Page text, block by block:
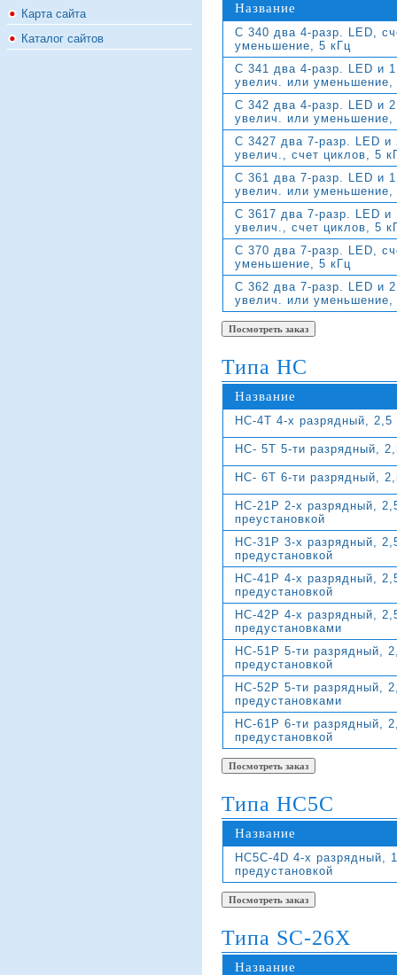
Карта сайта
Каталог сайтов
Название
C 340 два 4-разр. LED,
уменьшение, 5 кГц
C 341 два 4-разр. LED и
увелич. или уменьшение,
C 342 два 4-разр. LED и
увелич. или уменьшение,
C 3427 два 7-разр. LED
увелич., счет циклов, 5
C 361 два 7-разр. LED и
увелич. или уменьшение,
C 3617 два 7-разр. LED
увелич., счет циклов, 5
C 370 два 7-разр. LED,
уменьшение, 5 кГц
C 362 два 7-разр. LED и
увелич. или уменьшение,
Типа HC
Название
HC-4T 4-х разрядный, 2,5
HC- 5T 5-ти разрядный,
HC- 6T 6-ти разрядный,
HC-21P 2-х разрядный,
преустановкой
HC-31P 3-х разрядный,
предустановкой
HC-41P 4-х разрядный,
предустановкой
HC-42P 4-х разрядный,
предустановками
HC-51P 5-ти разрядный,
предустановкой
HC-52P 5-ти разрядный,
предустановками
HC-61P 6-ти разрядный,
предустановкой
Типа HC5C
Название
HC5C-4D 4-х разрядный,
предустановкой
Типа SC-26X
Название